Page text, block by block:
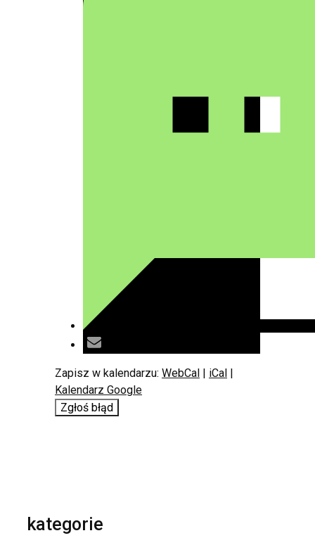
Zapisz w kalendarzu: WebCal | iCal |
Kalendarz Google
Zgłoś błąd
kategorie